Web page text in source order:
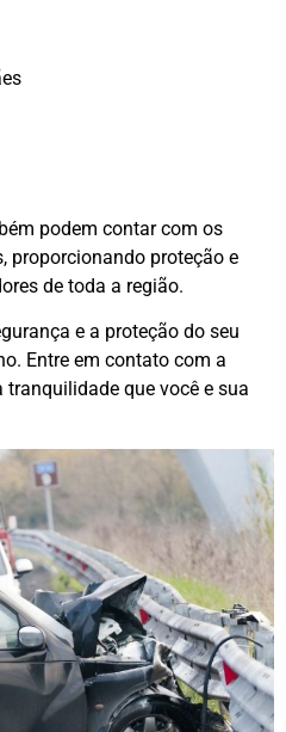
podem contar com os
proporcionando proteção e
de toda a região.
e a proteção do seu
Entre em contato com a
tranquilidade que você e sua